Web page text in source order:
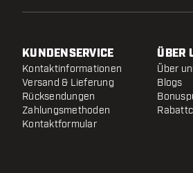
KUNDENSERVICE
Kontaktinformationen
Versand & Lieferung
Rücksendungen
Zahlungsmethoden
Kontaktformular
ÜBER
Über
Blogs